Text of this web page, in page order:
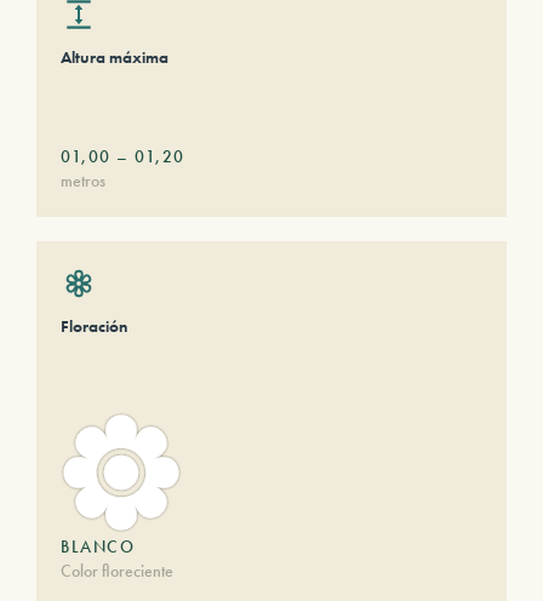
Altura máxima
01,00 – 01,20
metros
Floración
BLANCO
Color floreciente